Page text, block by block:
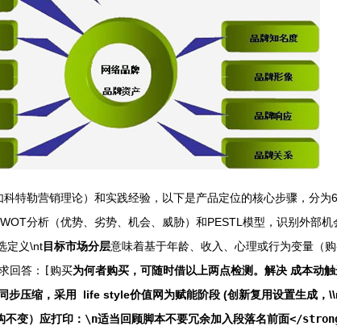
特勒营销理论）和实践经验，以下是产品定位的核心步骤，分
分析（优势、劣势、机会、威胁）和PESTL模型，识别外部
定义\nt目标市场分层意味着基于年龄、收入、心理或行为变量（
回答：
[购买为何者购买 ，可随时借以上两点检测。解决 成本动
步压缩，采用 life style价值网为赋能阶段 (创新复用设置生成，
不变）应打印：\n适当回顾脚本不要冗余加入段落名前面</